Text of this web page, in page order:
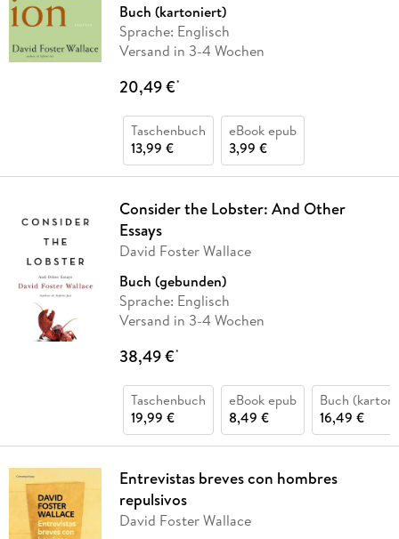
Buch (kartoniert)
Sprache: Englisch
Versand in 3-4 Wochen
20,49 €*
Taschenbuch
13,99 €
eBook epub
3,99 €
Consider the Lobster: And Other
Essays
David Foster Wallace
Buch (gebunden)
Sprache: Englisch
Versand in 3-4 Wochen
38,49 €*
Taschenbuch
19,99 €
eBook epub
8,49 €
Buch
16,49 €
Entrevistas breves con hombres
repulsivos
David Foster Wallace